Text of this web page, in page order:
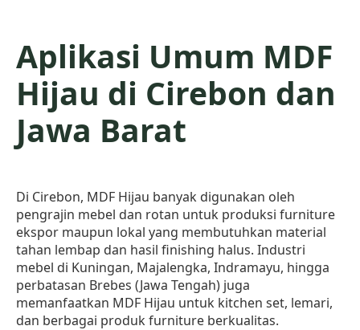
Aplikasi Umum MDF
Hijau di Cirebon dan
Jawa Barat
Di Cirebon, MDF Hijau banyak digunakan oleh
pengrajin mebel dan rotan untuk produksi furniture
ekspor maupun lokal yang membutuhkan material
tahan lembap dan hasil finishing halus. Industri
mebel di Kuningan, Majalengka, Indramayu, hingga
perbatasan Brebes (Jawa Tengah) juga
memanfaatkan MDF Hijau untuk kitchen set, lemari,
dan berbagai produk furniture berkualitas.